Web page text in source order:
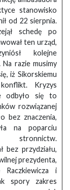
stanowisko
od 22 sierpnia.
schedę po
ten urząd,
kolejne
razie musimy
iż Sikorskiemu
Kryzys
odbyło się to
rozwiązanej
bez znaczenia,
na poparciu
stronnictw.
bez przydziału,
prezydenta,
i
spory zakres